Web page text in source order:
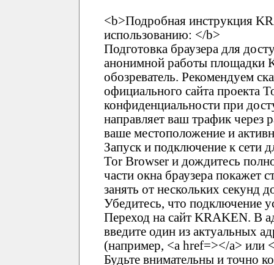
<b>Подробная инструкция
использованию: </b>
Подготовка браузера для
анонимной работы площадки
обозреватель. Рекомендуем
официального сайта проекта
конфиденциальности при
направляет ваш трафик через
ваше местоположение и
Запуск и подключение к сети
Tor Browser и дождитесь
части окна браузера покажет
занять от нескольких
Убедитесь, что подключение
Переход на сайт KRAKEN. В
введите один из актуальных
(например, <a href=></a> или
Будьте внимательны и точно